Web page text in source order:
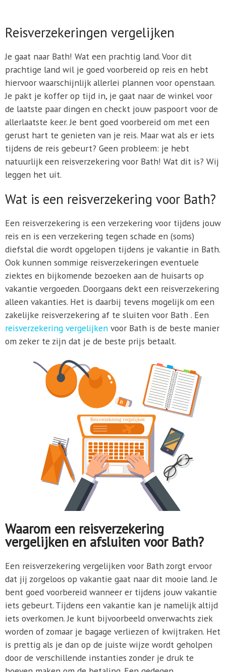
Reisverzekeringen vergelijken
Je gaat naar Bath! Wat een prachtig land. Voor dit
prachtige land wil je goed voorbereid op reis en hebt
hiervoor waarschijnlijk allerlei plannen voor openstaan.
Je pakt je koffer op tijd in, je gaat naar de winkel voor
de laatste paar dingen en checkt jouw paspoort voor de
allerlaatste keer. Je bent goed voorbereid om met een
gerust hart te genieten van je reis. Maar wat als er iets
tijdens de reis gebeurt? Geen probleem: je hebt
natuurlijk een reisverzekering voor Bath! Wat dit is? Wij
leggen het uit.
Wat is een reisverzekering voor Bath?
Een reisverzekering is een verzekering voor tijdens jouw
reis en is een verzekering tegen schade en (soms)
diefstal die wordt opgelopen tijdens je vakantie in Bath.
Ook kunnen sommige reisverzekeringen eventuele
ziektes en bijkomende bezoeken aan de huisarts op
vakantie vergoeden. Doorgaans dekt een reisverzekering
alleen vakanties. Het is daarbij tevens mogelijk om een
zakelijke reisverzekering af te sluiten voor Bath . Een
reisverzekering vergelijkenvoor Bath is de beste manier
om zeker te zijn dat je de beste prijs betaalt.
Waarom een reisverzekering
vergelijken en afsluiten voor Bath?
Een reisverzekering vergelijken voor Bath zorgt ervoor
dat jij zorgeloos op vakantie gaat naar dit mooie land. Je
bent goed voorbereid wanneer er tijdens jouw vakantie
iets gebeurt. Tijdens een vakantie kan je namelijk altijd
iets overkomen. Je kunt bijvoorbeeld onverwachts ziek
worden of zomaar je bagage verliezen of kwijtraken. Het
is prettig als je dan op de juiste wijze wordt geholpen
door de verschillende instanties zonder je druk te